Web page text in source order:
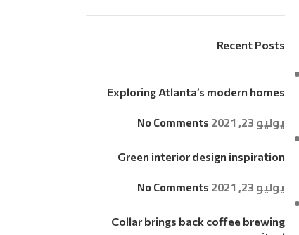
Recent Posts
Exploring Atlanta’s modern homes
يوليو 23, 2021 No Comments
Green interior design inspiration
يوليو 23, 2021 No Comments
Collar brings back coffee brewing